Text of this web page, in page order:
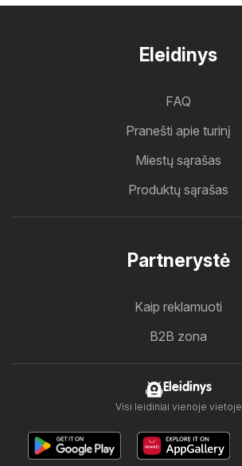
Eleidinys
FAQ
Pranešti apie turinį
Miestų sąrašas
Produktų sąrašas
Partnerystė
Kaip reklamuoti
B2B zona
Eleidinys
Visi leidiniai vienoje vietoje